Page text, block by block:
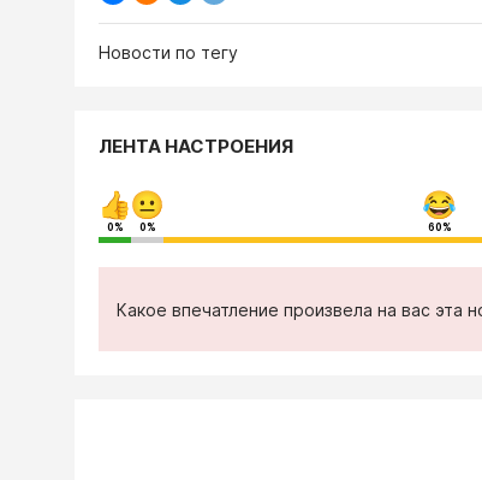
Новости по тегу
ЛЕНТА НАСТРОЕНИЯ
0% 0% 60%
Какое впечатление произвела на вас эта